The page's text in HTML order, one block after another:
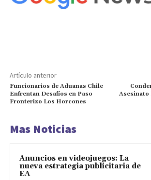
Artículo anterior
Funcionarios de Aduanas Chile
Enfrentan Desafíos en Paso
Fronterizo Los Horcones
Asesinato
Mas Noticias
Anuncios en videojuegos: La
nueva estrategia publicitaria de
EA